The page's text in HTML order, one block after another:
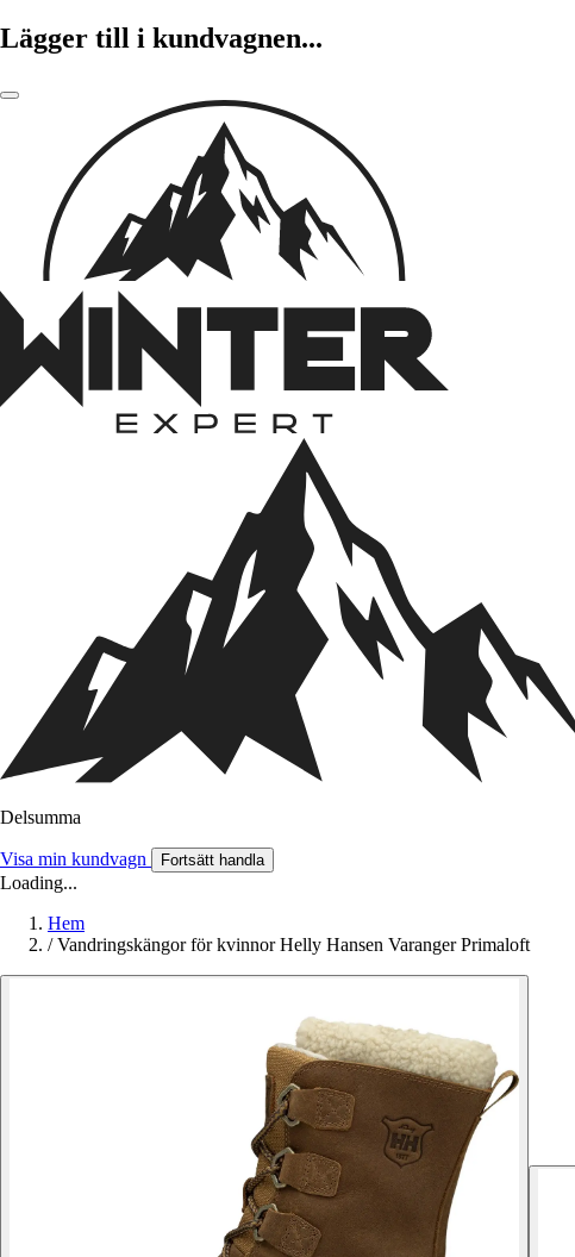
Lägger till i kundvagnen...
Delsumma
Visa min kundvagn Fortsätt handla
Loading...
Hem
/ Vandringskängor för kvinnor Helly Hansen Varanger Primaloft